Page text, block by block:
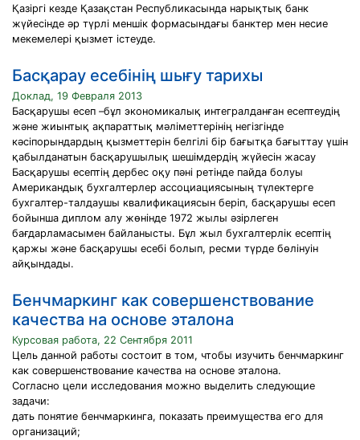
Қазіргі кезде Қазақстан Республикасында нарықтық банк
жүйесінде әр түрлі меншік формасындағы банктер мен несие
мекемелері қызмет істеуде.
Басқарау есебінің шығу тарихы
Доклад, 19 Февраля 2013
Басқарушы есеп –бұл экономикалық интегралданған есептеудің
және жиынтық ақпараттық мәліметтерінің негізгінде
кәсіпорындардың қызметтерін белгілі бір бағытқа бағыттау үшін
қабылданатын басқарушылық шешімдердің жүйесін жасау
Басқарушы есептің дербес оқу пәні ретінде пайда болуы
Американдық бухгалтерлер ассоциациясының түлектерге
бухгалтер-талдаушы квалификациясын беріп, басқарушы есеп
бойынша диплом алу жөнінде 1972 жылы әзірлеген
бағдарламасымен байланысты. Бұл жыл бухгалтерлік есептің
қаржы және басқарушы есебі болып, ресми түрде бөлінуін
айқындады.
Бенчмаркинг как совершенствование
качества на основе эталона
Курсовая работа, 22 Сентября 2011
Цель данной работы состоит в том, чтобы изучить бенчмаркинг
как совершенствование качества на основе эталона.
Согласно цели исследования можно выделить следующие
задачи:
дать понятие бенчмаркинга, показать преимущества его для
организаций;